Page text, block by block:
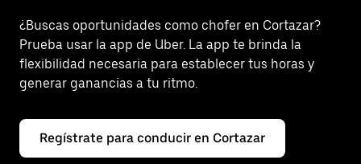
¿Buscas oportunidades como chofer en Cortazar?
Prueba usar la app de Uber. La app te brinda la
flexibilidad necesaria para establecer tus horas y
generar ganancias a tu ritmo.
Regístrate para conducir en Cortazar